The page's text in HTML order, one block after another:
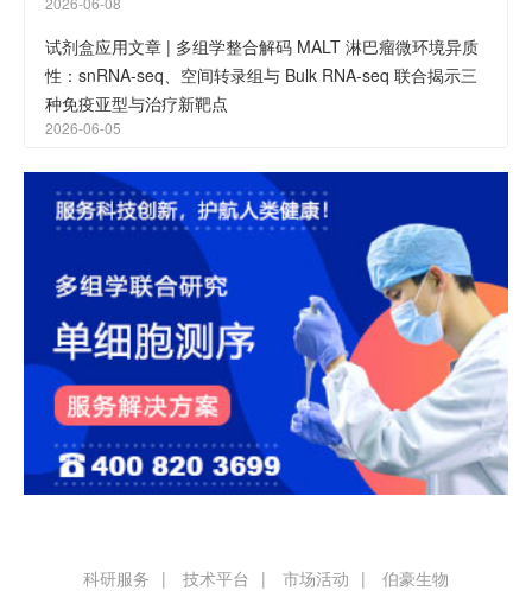
试剂盒应用文章 | 多组学整合解码 MALT 淋巴瘤微环境异质
性：snRNA-seq、空间转录组与 Bulk RNA-seq 联合揭示三
种免疫亚型与治疗新靶点
2026-06-05
科研服务 技术平台 市场活动 伯豪生物